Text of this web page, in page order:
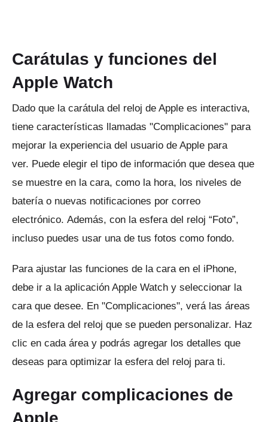
Carátulas y funciones del
Apple Watch
Dado que la carátula del reloj de Apple es interactiva,
tiene características llamadas "Complicaciones" para
mejorar la experiencia del usuario de Apple para
ver. Puede elegir el tipo de información que desea que
se muestre en la cara, como la hora, los niveles de
batería o nuevas notificaciones por correo
electrónico. Además, con la esfera del reloj “Foto”,
incluso puedes usar una de tus fotos como fondo.
Para ajustar las funciones de la cara en el iPhone,
debe ir a la aplicación Apple Watch y seleccionar la
cara que desee. En "Complicaciones", verá las áreas
de la esfera del reloj que se pueden personalizar. Haz
clic en cada área y podrás agregar los detalles que
deseas para optimizar la esfera del reloj para ti.
Agregar complicaciones de
Apple